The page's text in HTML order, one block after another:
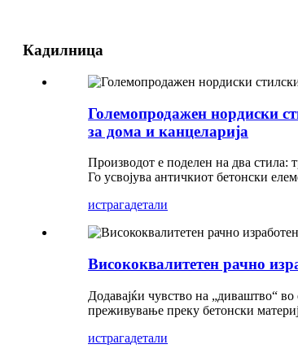
Кадилница
Големопродажен нордиски
за дома и канцеларија
Производот е поделен на два стила:
Го усвојува античкиот бетонски
истрагадетали
Висококвалитетен рачно
Додавајќи чувство на „диваштво“
преживување преку бетонски
истрагадетали